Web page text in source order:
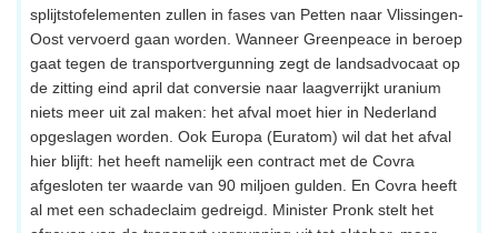
splijtstofelementen zullen in fases van Petten naar Vlissingen-
Oost vervoerd gaan worden. Wanneer Greenpeace in beroep
gaat tegen de transportvergunning zegt de landsadvocaat op
de zitting eind april dat conversie naar laagverrijkt uranium
niets meer uit zal maken: het afval moet hier in Nederland
opgeslagen worden. Ook Europa (Euratom) wil dat het afval
hier blijft: het heeft namelijk een contract met de Covra
afgesloten ter waarde van 90 miljoen gulden. En Covra heeft
al met een schadeclaim gedreigd. Minister Pronk stelt het